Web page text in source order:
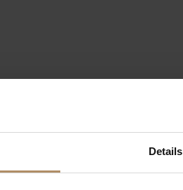
Details
GPS coordinates